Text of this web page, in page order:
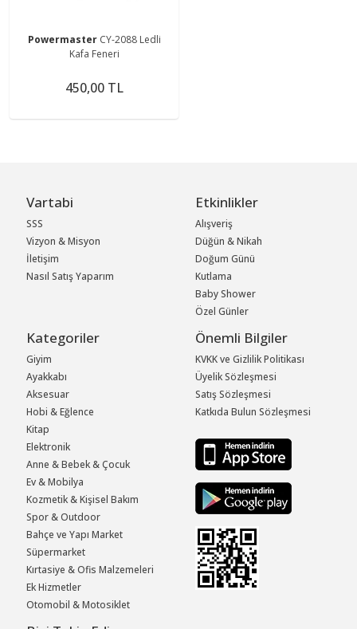
Powermaster CY-2088 Ledli
Kafa Feneri
450,00 TL
Vartabi
SSS
Vizyon & Misyon
İletişim
Nasıl Satış Yaparım
Etkinlikler
Alışveriş
Düğün & Nikah
Doğum Günü
Kutlama
Baby Shower
Özel Günler
Kategoriler
Giyim
Ayakkabı
Aksesuar
Hobi & Eğlence
Kitap
Elektronik
Anne & Bebek & Çocuk
Ev & Mobilya
Kozmetik & Kişisel Bakım
Spor & Outdoor
Bahçe ve Yapı Market
Süpermarket
Kırtasiye & Ofis Malzemeleri
Ek Hizmetler
Otomobil & Motosiklet
Önemli Bilgiler
KVKK ve Gizlilik Politikası
Üyelik Sözleşmesi
Satış Sözleşmesi
Katkıda Bulun Sözleşmesi